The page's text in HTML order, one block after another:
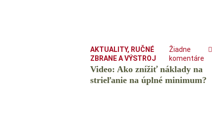
AKTUALITY, RUČNÉ
ZBRANE A VÝSTROJ
Žiadne
komentáre
Video: Ako znížiť náklady na
strieľanie na úplné minimum?